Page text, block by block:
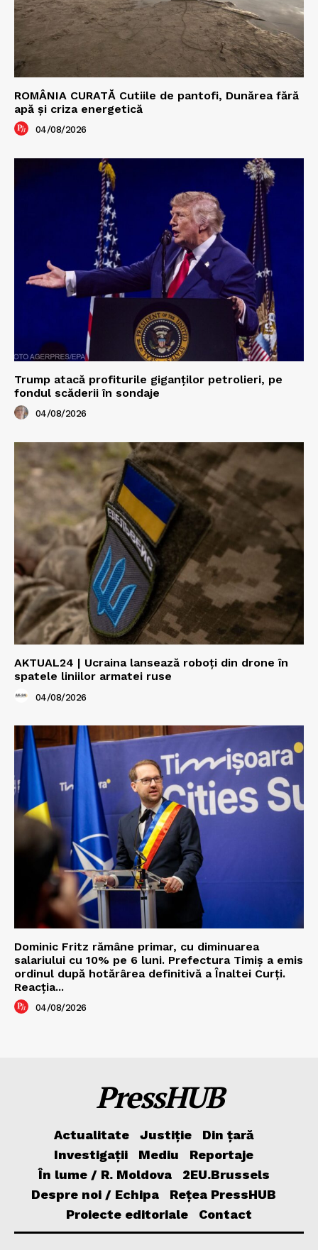
ROMÂNIA CURATĂ Cutiile de pantofi, Dunărea fără
apă și criza energetică
04/08/2026
Trump atacă profiturile giganților petrolieri, pe
fondul scăderii în sondaje
04/08/2026
AKTUAL24 | Ucraina lansează roboți din drone în
spatele liniilor armatei ruse
04/08/2026
Dominic Fritz rămâne primar, cu diminuarea
salariului cu 10% pe 6 luni. Prefectura Timiș a emis
ordinul după hotărârea definitivă a Înaltei Curți.
Reacția...
04/08/2026
PressHUB
Actualitate Justiție
Din țară
Investigații
Mediu
Reportaje
În lume / R. Moldova
2EU.Brussels
Despre noi / Echipa
Rețea PressHUB
Proiecte editoriale
Contact